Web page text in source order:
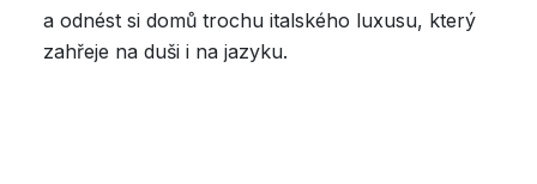
a odnést si domů trochu italského luxusu, který
zahřeje na duši i na jazyku.